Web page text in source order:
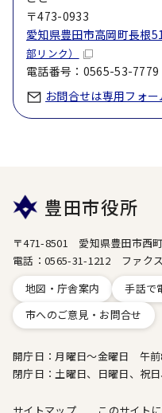
〒473-0933
愛知県豊田市高岡町長根
部リンク）
電話番号：0565-53-
お問合せは専用フォー
豊田市役所
〒471-8501 愛知県豊田市西
電話：0565-31-1212 ファク
地図・庁舎案内
手話で
市へのご意見・お問合せ
開庁日：月曜日～金曜日 午前
閉庁日：土曜日、日曜日、祝